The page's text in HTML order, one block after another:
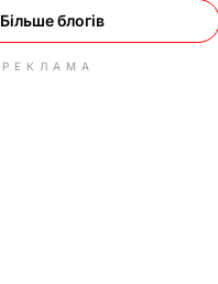
Більше блогів
РЕКЛАМА